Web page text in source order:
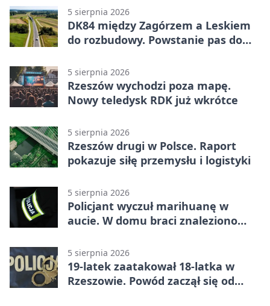
pierwszoligowca
5 sierpnia 2026
DK84 między Zagórzem a Leskiem
do rozbudowy. Powstanie pas do
5 sierpnia 2026
Rzeszów wychodzi poza mapę.
Nowy teledysk RDK już wkrótce
5 sierpnia 2026
Rzeszów drugi w Polsce. Raport
pokazuje siłę przemysłu i logistyki
5 sierpnia 2026
Policjant wyczuł marihuanę w
aucie. W domu braci znaleziono
5 sierpnia 2026
19-latek zaatakował 18-latka w
Rzeszowie. Powód zaczął się od